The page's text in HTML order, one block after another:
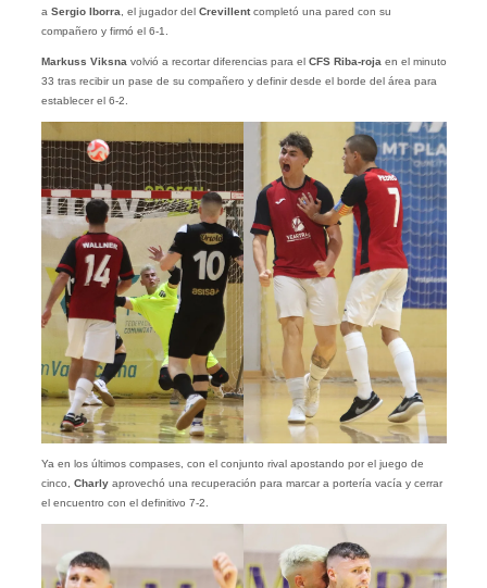
a Sergio Iborra , el jugador del Crevillentcompletó una pared con su
compañero y firmó el 6-1.
Markuss Viksna volvió a recortar diferencias para el CFS Riba-roja en el minuto
33 tras recibir un pase de su compañero y definir desde el borde del área para
establecer el 6-2.
Ya en los últimos compases, con el conjunto rival apostando por el juego de
cinco, Charlyaprovechó una recuperación para marcar a portería vacía y cerrar
el encuentro con el definitivo 7-2.